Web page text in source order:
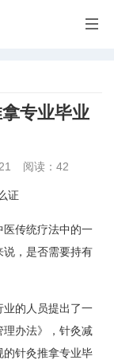

专业毕业
阅读：42
证
医传统疗法中的一
说，是否需要持有
业的人员提出了一
理办法》，针灸减
的针灸推拿专业毕